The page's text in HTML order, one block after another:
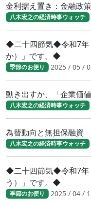
金利据え置き：金融政
八木宏之の経済時事ウォッチ
◆二十四節気◆令和7年
か）」です。◆
季節のお便り 2025 / 05 /
動き出すか、「企業価値
八木宏之の経済時事ウォッチ
為替動向と無担保融資
八木宏之の経済時事ウォッチ
◆二十四節気◆令和7年
う）」です。◆
季節のお便り 2025 / 04 /